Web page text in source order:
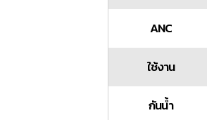
ANC
ใช้งาน
กันน้ำ